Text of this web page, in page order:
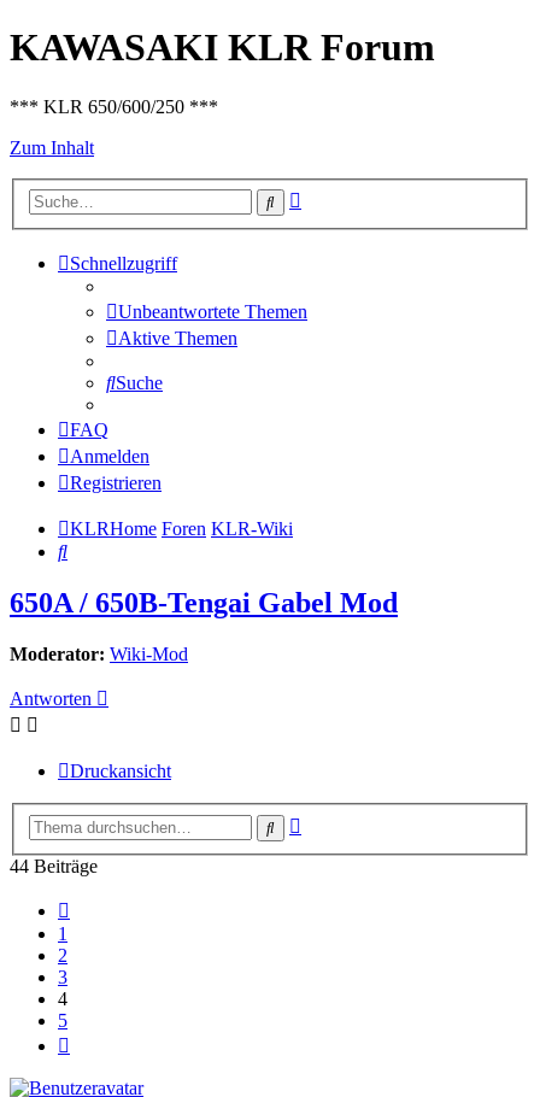
KAWASAKI KLR Forum
*** KLR 650/600/250 ***
Zum Inhalt
Suche
Schnellzugriff
Unbeantwortete Themen
Aktive Themen
Suche
FAQ
Anmelden
Registrieren
KLRHome Foren KLR-Wiki
Suche
650A / 650B-Tengai Gabel Mod
Moderator: Wiki-Mod
Antworten
Druckansicht
Suche
44 Beiträge
1
2
3
4
5